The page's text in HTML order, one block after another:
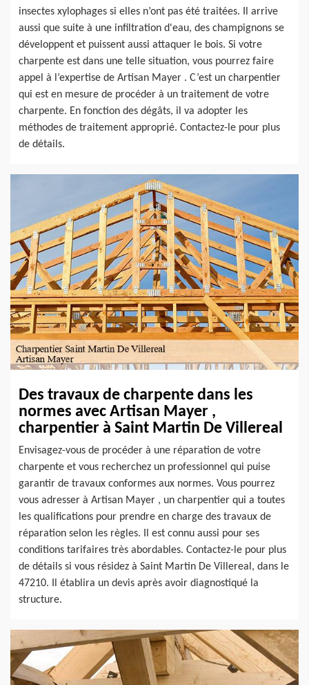
insectes xylophages si elles n’ont pas été traitées. Il arrive
aussi que suite à une infiltration d'eau, des champignons se
développent et puissent aussi attaquer le bois. Si votre
charpente est dans une telle situation, vous pourrez faire
appel à l’expertise de Artisan Mayer . C’est un charpentier
qui est en mesure de procéder à un traitement de votre
charpente. En fonction des dégâts, il va adopter les
méthodes de traitement approprié. Contactez-le pour plus
de détails.
Des travaux de charpente dans les
normes avec Artisan Mayer ,
charpentier à Saint Martin De Villereal
Envisagez-vous de procéder à une réparation de votre
charpente et vous recherchez un professionnel qui puise
garantir de travaux conformes aux normes. Vous pourrez
vous adresser à Artisan Mayer , un charpentier qui a toutes
les qualifications pour prendre en charge des travaux de
réparation selon les règles. Il est connu aussi pour ses
conditions tarifaires très abordables. Contactez-le pour plus
de détails si vous résidez à Saint Martin De Villereal, dans le
47210. Il établira un devis après avoir diagnostiqué la
structure.